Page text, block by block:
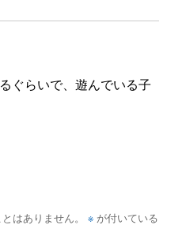
ぐらいで、遊んでいる子
はありません。 ※ が付いている